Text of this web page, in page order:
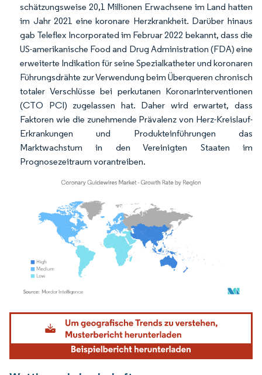
schätzungsweise 20,1 Millionen Erwachsene im Land hatten
im Jahr 2021 eine koronare Herzkrankheit. Darüber hinaus
gab Teleflex Incorporated im Februar 2022 bekannt, dass die
US-amerikanische Food and Drug Administration (FDA) eine
erweiterte Indikation für seine Spezialkatheter und koronaren
Führungsdrähte zur Verwendung beim Überqueren chronisch
totaler Verschlüsse bei perkutanen Koronarinterventionen
(CTO PCI) zugelassen hat. Daher wird erwartet, dass
Faktoren wie die zunehmende Prävalenz von Herz-Kreislauf-
Erkrankungen und Produkteinführungen das
Marktwachstum in den Vereinigten Staaten im
Prognosezeitraum vorantreiben.
Bild © Mordor Intelligence. Wiederverwendung erfordert Namensnennung gemäß